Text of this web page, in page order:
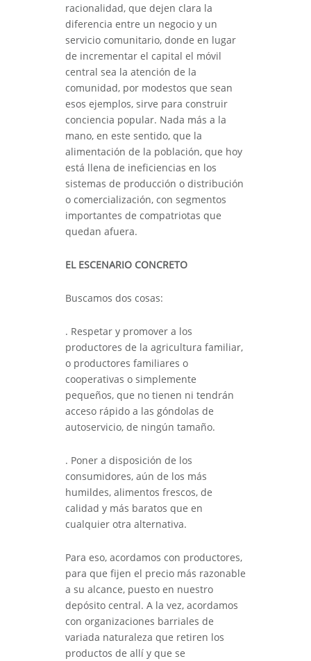
racionalidad, que dejen clara la
diferencia entre un negocio y un
servicio comunitario, donde en lugar
de incrementar el capital el móvil
central sea la atención de la
comunidad, por modestos que sean
esos ejemplos, sirve para construir
conciencia popular. Nada más a la
mano, en este sentido, que la
alimentación de la población, que hoy
está llena de ineficiencias en los
sistemas de producción o distribución
o comercialización, con segmentos
importantes de compatriotas que
quedan afuera.
EL ESCENARIO CONCRETO
Buscamos dos cosas:
. Respetar y promover a los
productores de la agricultura familiar,
o productores familiares o
cooperativas o simplemente
pequeños, que no tienen ni tendrán
acceso rápido a las góndolas de
autoservicio, de ningún tamaño.
. Poner a disposición de los
consumidores, aún de los más
humildes, alimentos frescos, de
calidad y más baratos que en
cualquier otra alternativa.
Para eso, acordamos con productores,
para que fijen el precio más razonable
a su alcance, puesto en nuestro
depósito central. A la vez, acordamos
con organizaciones barriales de
variada naturaleza que retiren los
productos de allí y que se